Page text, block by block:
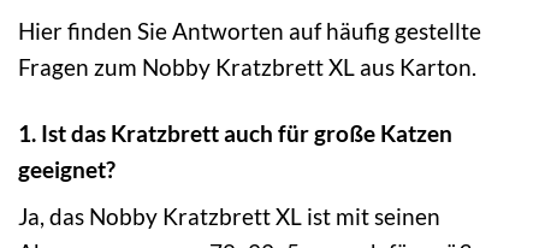
Hier finden Sie Antworten auf häufig gestellte
Fragen zum Nobby Kratzbrett XL aus Karton.
1. Ist das Kratzbrett auch für große Katzen
geeignet?
Ja, das Nobby Kratzbrett XL ist mit seinen